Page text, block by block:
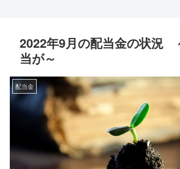
2022年9月の配当金の状況
当が～
配当金